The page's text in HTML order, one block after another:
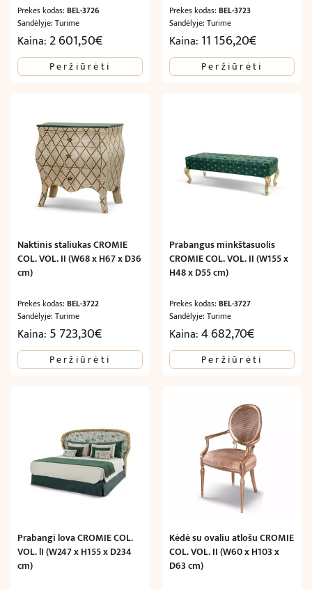
Prekės kodas: BEL-3726
Sandėlyje: Turime
Kaina: 2 601,50€
Peržiūrėti
Prekės kodas:BEL-3723
Sandėlyje: Turime
Kaina: 11 156,20€
Peržiūrėti
Naktinis staliukas CROMIE
COL. VOL. II (W68 x H67 x D36
cm)
Prekės kodas: BEL-3722
Sandėlyje: Turime
Kaina: 5 723,30€
Peržiūrėti
Prabangus minkštasuolis
CROMIE COL. VOL. II (W155 x
H48 x D55 cm)
Prekės kodas:BEL-3727
Sandėlyje: Turime
Kaina:4 682,70€
Peržiūrėti
Prabangi lova CROMIE COL.
VOL. lI (W247 x H155 x D234
cm)
Kėdė su ovaliu atlošu CROMIE
COL. VOL. II (W60 x H103 x
D63 cm)